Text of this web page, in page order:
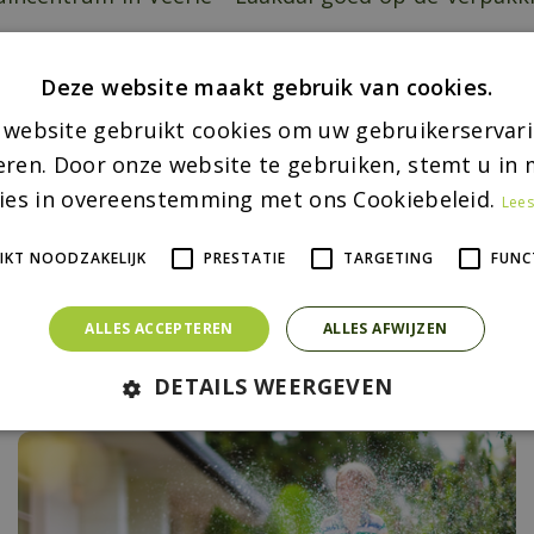
voor gebruik buiten, als je ze daarvoor nodig
te veroorzaken kun je een timer of
transformator? Trek de stekker daarvan uit
op als het heeft gevroren of wanneer het glad
Plaats ze buiten het bereik van kinderen en
Deze website maakt gebruik van cookies.
website gebruikt cookies om uw
Door onze website te gebruiken, stemt u in
in overeenstemming met ons Cookiebeleid.
NOODZAKELIJK PRESTATIE TARGETING
ALLES ACCEPTEREN ALLES AFWIJZEN
DETAILS WEERGEVEN